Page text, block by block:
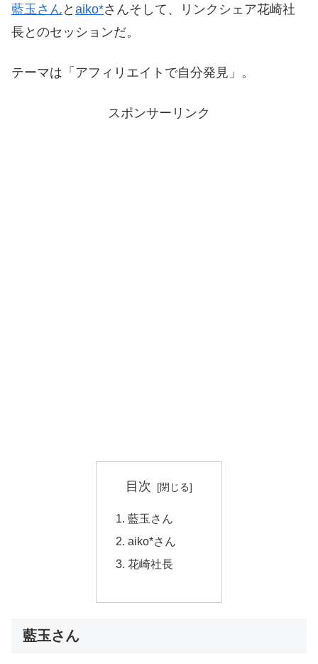
藍玉さん と aiko*さんそして、リンクシェア花崎社
長とのセッションだ。
テーマは「アフィリエイトで自分発見」。
スポンサーリンク
目次
藍玉さん
aiko*さん
花崎社長
藍玉さん